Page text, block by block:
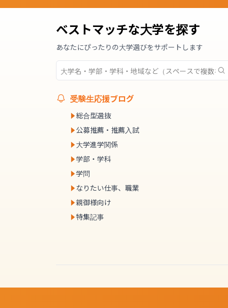
ベストマッチな大学を探す
あなたにぴったりの大学選びをサポートします
受験生応援ブログ
総合型選抜
公募推薦・推薦入試
大学進学関係
学部・学科
学問
なりたい仕事、職業
親御様向け
特集記事